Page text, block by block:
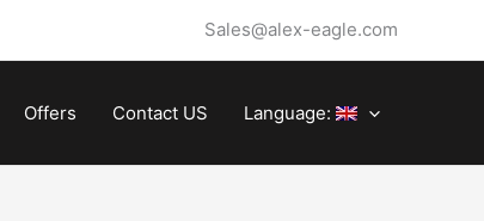
Sales@alex-eagle.com
Offers Contact US Language: